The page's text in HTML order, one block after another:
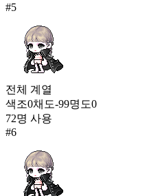
#5
전체 계열
색조0채도-99명도0
72명 사용
#6